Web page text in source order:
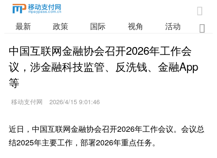

最新 政策 国际 视角 活动 业

中国互联网金融协会召开2026年工作会
议，涉金融科技监管、反洗钱、金融App
等
移动支付网 2026/4/15 9:01:46
近日，中国互联网金融协会召开2026年工作会议。会议总
结2025年主要工作，部署2026年重点任务。